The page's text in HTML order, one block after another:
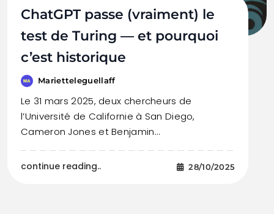
ChatGPT passe (vraiment) le
test de Turing — et pourquoi
c’est historique
Marietteleguellaff
Le 31 mars 2025, deux chercheurs de
l’Université de Californie à San Diego,
Cameron Jones et Benjamin…
continue reading.. 28/10/2025